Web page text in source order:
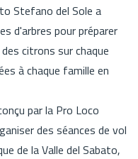
Stefano del Sole a
d'arbres pour préparer
citrons sur chaque
à chaque famille en
par la Pro Loco
des séances de vol
de la Valle del Sabato,